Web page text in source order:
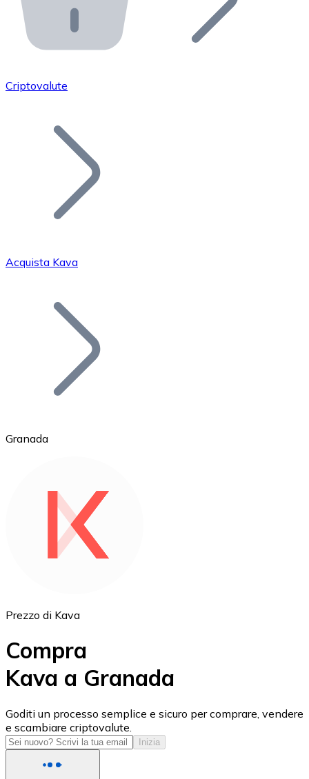
API Bitnovo
Integra la nostra API nel tuo ecosistema.
Unisciti alla nostra rete di rivenditori e
Aggiungi il token del tuo progetto al nostro servizio di
Bitcoin
Ethereum
USD Coin
USDC
Criptovalute
Acquista Kava
Granada
Prezzo di Kava
Compra
Kava a Granada
Goditi un processo semplice e sicuro per comprare, vendere
e scambiare criptovalute.
Inizia